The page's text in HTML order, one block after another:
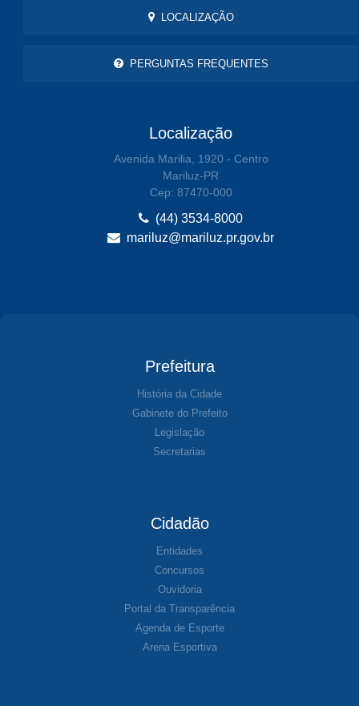
LOCALIZAÇÃO
PERGUNTAS FREQUENTES
Localização
Avenida Marilia, 1920 - Centro
Mariluz-PR
Cep: 87470-000
(44) 3534-8000
mariluz@mariluz.pr.gov.br
Prefeitura
História da Cidade
Gabinete do Prefeito
Legislação
Secretarias
Cidadão
Entidades
Concursos
Ouvidoria
Portal da Transparência
Agenda de Esporte
Arena Esportiva